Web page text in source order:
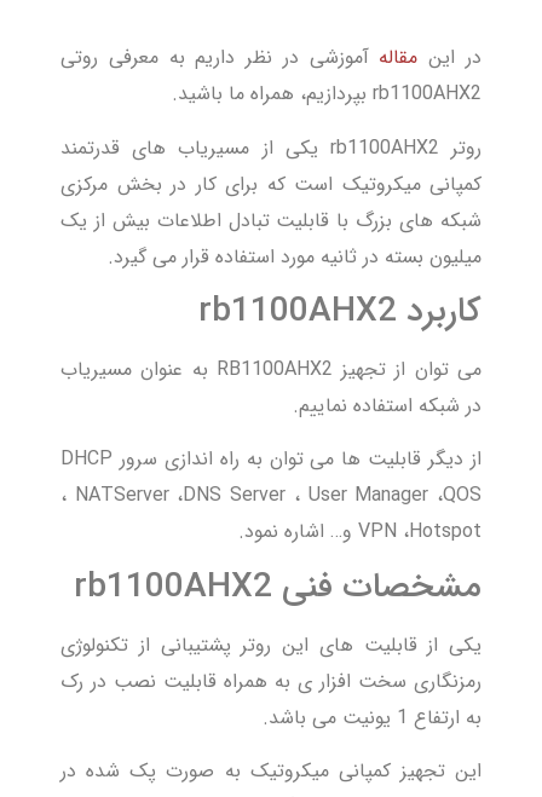
در این مقاله آموزشی در نظر داریم به معرفی روتی
rb1100AHX2 بپردازیم، همراه ما باشید.
روتر rb1100AHX2 یکی از مسیریاب های قدرتمند
کمپانی میکروتیک است که برای کار در بخش مرکزی
شبکه های بزرگ با قابلیت تبادل اطلاعات بیش از یک
میلیون بسته در ثانیه مورد استفاده قرار می گیرد.
کاربرد rb1100AHX2
می توان از تجهیز RB1100AHX2 به عنوان مسیریاب
در شبکه استفاده نماییم.
از دیگر قابلیت ها می توان به راه اندازی سرور DHCP
، NATServer ،DNS Server ، User Manager ،QOS
VPN ،Hotspot و… اشاره نمود.
مشخصات فنی rb1100AHX2
یکی از قابلیت های این روتر پشتیبانی از تکنولوژی
رمزنگاری سخت افزار ی به همراه قابلیت نصب در رک
به ارتفاع 1 یونیت می باشد.
این تجهیز کمپانی میکروتیک به صورت پک شده در